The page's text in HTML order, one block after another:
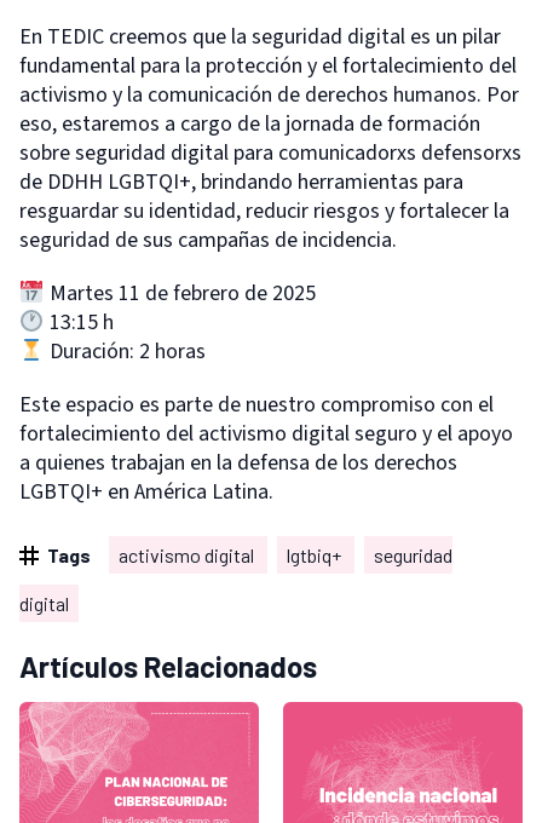
En TEDIC creemos que la seguridad digital es un pilar
fundamental para la protección y el fortalecimiento del
activismo y la comunicación de derechos humanos. Por
eso, estaremos a cargo de la jornada de formación
sobre seguridad digital para comunicadorxs defensorxs
de DDHH LGBTQI+, brindando herramientas para
resguardar su identidad, reducir riesgos y fortalecer la
seguridad de sus campañas de incidencia.
Martes 11 de febrero de 2025
13:15 h
Duración: 2 horas
Este espacio es parte de nuestro compromiso con el
fortalecimiento del activismo digital seguro y el apoyo
a quienes trabajan en la defensa de los derechos
LGBTQI+ en América Latina.
Tags activismo digital lgtbiq+ seguridad
digital
Artículos Relacionados